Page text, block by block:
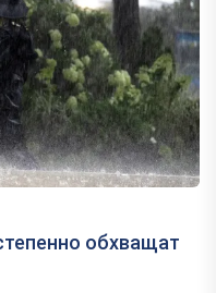
обхващат